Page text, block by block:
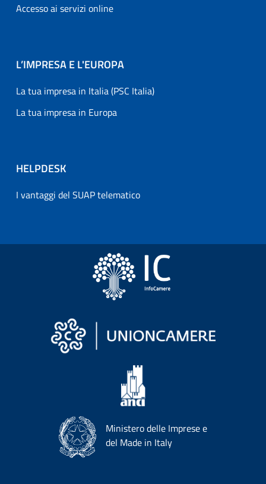
Accesso ai servizi online
L’IMPRESA E L'EUROPA
La tua impresa in Italia (PSC Italia)
La tua impresa in Europa
HELPDESK
I vantaggi del SUAP telematico
Ministero delle Imprese e
del Made in Italy